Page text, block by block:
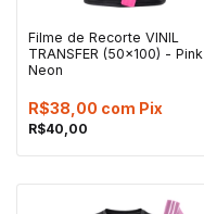
Filme de Recorte VINIL
TRANSFER (50x100) - Pink
Neon
R$40,00
R$38,00 com Pix